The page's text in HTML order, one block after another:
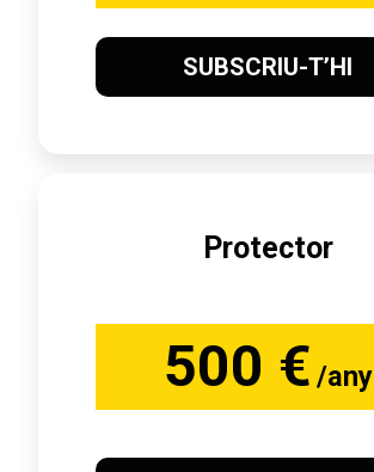
SUBSCRIU-T’HI
Protector
500 € /any